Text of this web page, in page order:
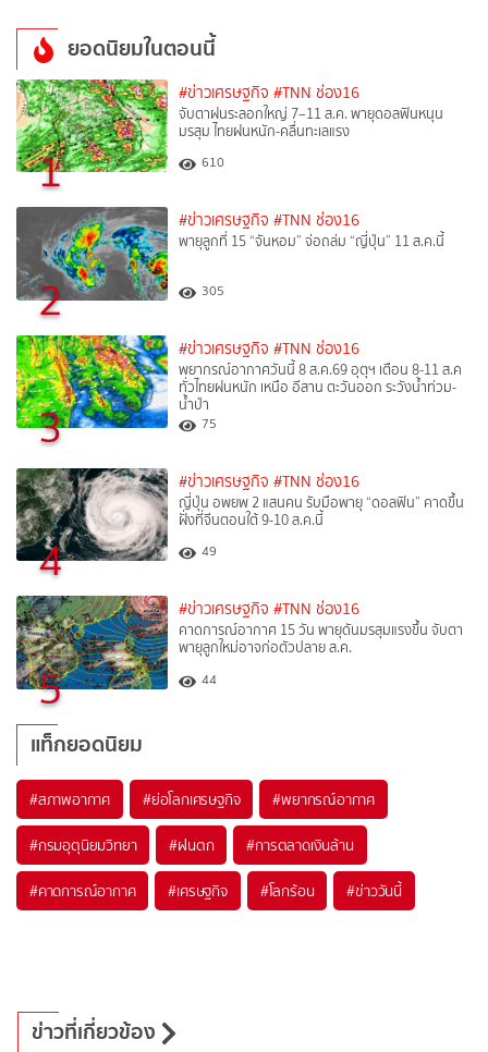
ยอดนิยมในตอนนี้
1
#ข่าวเศรษฐกิจ #TNN ช่อง16
จับตาฝนระลอกใหญ่ 7–11 ส.ค. พายุดอลฟินหนุน
มรสุม ไทยฝนหนัก-คลื่นทะเลแรง
610
2
#ข่าวเศรษฐกิจ #TNN ช่อง16
พายุลูกที่ 15 “จันหอม” จ่อถล่ม “ญี่ปุ่น” 11 ส.ค.นี้
305
3
#ข่าวเศรษฐกิจ #TNN ช่อง16
พยากรณ์อากาศวันนี้ 8 ส.ค.69 อุตุฯ เตือน 8-11 ส.ค
ทั่วไทยฝนหนัก เหนือ อีสาน ตะวันออก ระวังน้ำท่วม-
น้ำป่า
75
4
#ข่าวเศรษฐกิจ #TNN ช่อง16
ญี่ปุ่น อพยพ 2 แสนคน รับมือพายุ “ดอลฟิน” คาดขึ้น
ฝั่งที่จีนตอนใต้ 9-10 ส.ค.นี้
49
5
#ข่าวเศรษฐกิจ #TNN ช่อง16
คาดการณ์อากาศ 15 วัน พายุดันมรสุมแรงขึ้น จับตา
พายุลูกใหม่อาจก่อตัวปลาย ส.ค.
44
แท็กยอดนิยม
#สภาพอากาศ #ย่อโลกเศรษฐกิจ #พยากรณ์อากาศ
#กรมอุตุนิยมวิทยา #ฝนตก #การตลาดเงินล้าน
#คาดการณ์อากาศ #เศรษฐกิจ #โลกร้อน #ข่าววันนี้
ข่าวที่เกี่ยวข้อง